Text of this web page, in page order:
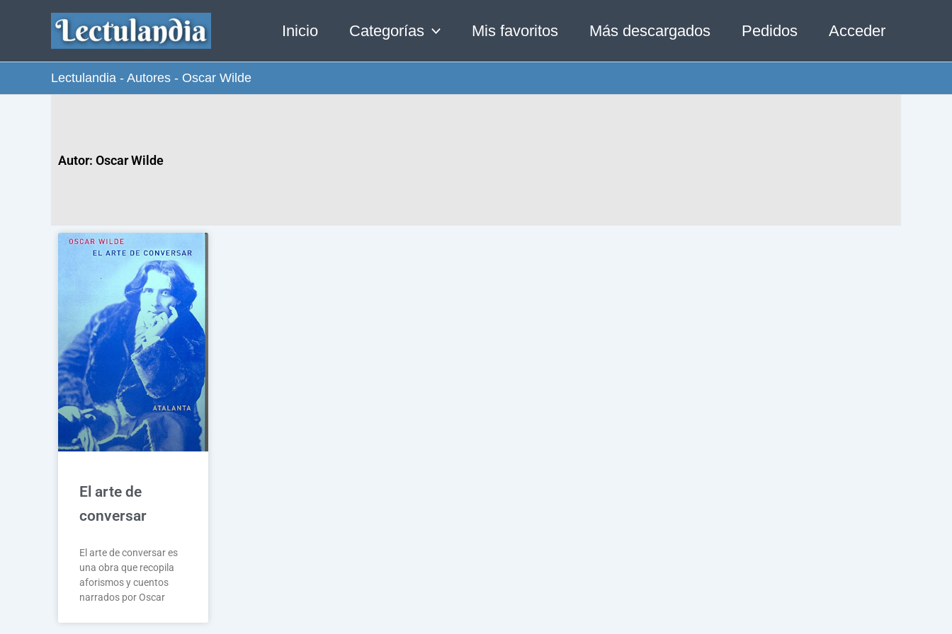
contenido
Inicio Categorías Mis favoritos Más descargados Pedidos Acceder
Lectulandia - Autores - Oscar Wilde
Autor: Oscar Wilde
El arte de
conversar
El arte de conversar es
una obra que recopila
aforismos y cuentos
narrados por Oscar